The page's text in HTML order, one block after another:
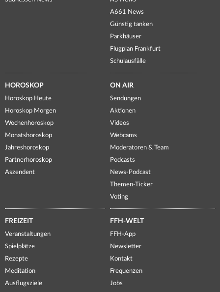
A661 News
Günstig tanken
Parkhäuser
Flugplan Frankfurt
Schulausfälle
HOROSKOP
Horoskop Heute
Horoskop Morgen
Wochenhoroskop
Monatshoroskop
Jahreshoroskop
Partnerhoroskop
Aszendent
ON AIR
Sendungen
Aktionen
Videos
Webcams
Moderatoren & Team
Podcasts
News-Podcast
Themen-Ticker
Voting
FREIZEIT
Veranstaltungen
Spielplätze
Rezepte
Meditation
Ausflugsziele
FFH-WELT
FFH-App
Newsletter
Kontakt
Frequenzen
Jobs